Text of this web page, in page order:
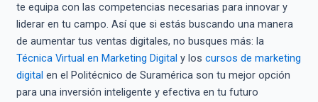
te equipa con las competencias necesarias para innovar y
liderar en tu campo. Así que si estás buscando una manera
de aumentar tus ventas digitales, no busques más: la
Técnica Virtual en Marketing Digital y los cursos de marketing
digital en el Politécnico de Suramérica son tu mejor opción
para una inversión inteligente y efectiva en tu futuro